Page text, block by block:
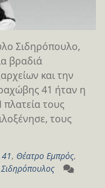
Σιδηρόπουλο,
βραδιά
και την
41 ήταν η
τους
τους
, Θέατρο Εμπρός,